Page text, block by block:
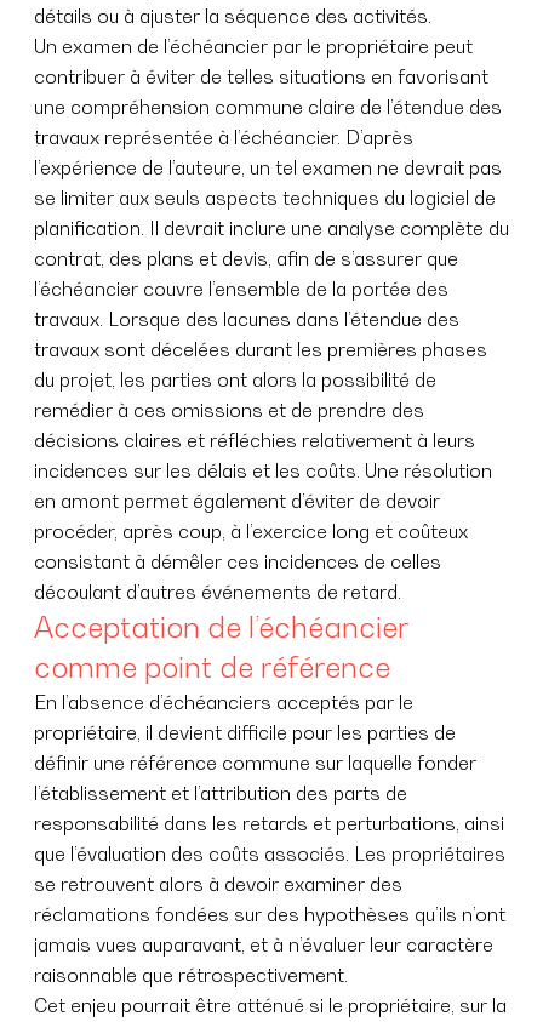
détails ou à ajuster la séquence des activités.
Un examen de l’échéancier par le propriétaire peut
contribuer à éviter de telles situations en favorisant
une compréhension commune claire de l’étendue des
travaux représentée à l’échéancier. D’après
l’expérience de l’auteure, un tel examen ne devrait pas
se limiter aux seuls aspects techniques du logiciel de
planification. Il devrait inclure une analyse complète du
contrat, des plans et devis, afin de s’assurer que
l’échéancier couvre l’ensemble de la portée des
travaux. Lorsque des lacunes dans l’étendue des
travaux sont décelées durant les premières phases
du projet, les parties ont alors la possibilité de
remédier à ces omissions et de prendre des
décisions claires et réfléchies relativement à leurs
incidences sur les délais et les coûts. Une résolution
en amont permet également d’éviter de devoir
procéder, après coup, à l’exercice long et coûteux
consistant à démêler ces incidences de celles
découlant d’autres événements de retard.
Acceptation de l’échéancier
comme point de référence
En l’absence d’échéanciers acceptés par le
propriétaire, il devient difficile pour les parties de
définir une référence commune sur laquelle fonder
l’établissement et l’attribution des parts de
responsabilité dans les retards et perturbations, ainsi
que l’évaluation des coûts associés. Les propriétaires
se retrouvent alors à devoir examiner des
réclamations fondées sur des hypothèses qu’ils n’ont
jamais vues auparavant, et à n’évaluer leur caractère
raisonnable que rétrospectivement.
Cet enjeu pourrait être atténué si le propriétaire, sur la